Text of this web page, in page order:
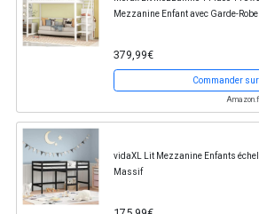
Mezzanine Enfant avec Garde-
379,99€
Commander
vidaXL Lit Mezzanine Enfants
Massif